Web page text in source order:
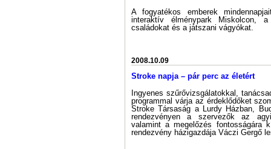
A fogyatékos emberek
interaktív élménypark Miskolcon,
családokat és a játszani vágyókat.
2008.10.09
Stroke napja – pár perc az életért
Ingyenes szűrővizsgálatokkal,
programmal várja az érdeklődőket
Stroke Társaság a Lurdy Házban,
rendezvényen a szervezők az
valamint a megelőzés fontosságára
rendezvény házigazdája Váczi Gergő